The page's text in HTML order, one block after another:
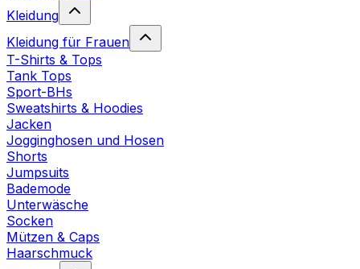
Kleidung
Kleidung für Frauen
T-Shirts & Tops
Tank Tops
Sport-BHs
Sweatshirts & Hoodies
Jacken
Jogginghosen und Hosen
Shorts
Jumpsuits
Bademode
Unterwäsche
Socken
Mützen & Caps
Haarschmuck